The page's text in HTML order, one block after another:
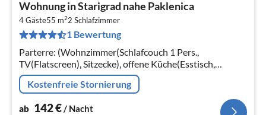
Wohnung in Starigrad nahe Paklenica
4 Gäste55 m22 Schlafzimmer
1 Bewertung
Parterre: (Wohnzimmer(Schlafcouch 1 Pers.,
TV(Flatscreen), Sitzecke), offene Küche(Esstisch,
Kochplatte(2 Kochplatten, Ceranfeld)
Kostenfreie Stornierung
ab 142€/ Nacht